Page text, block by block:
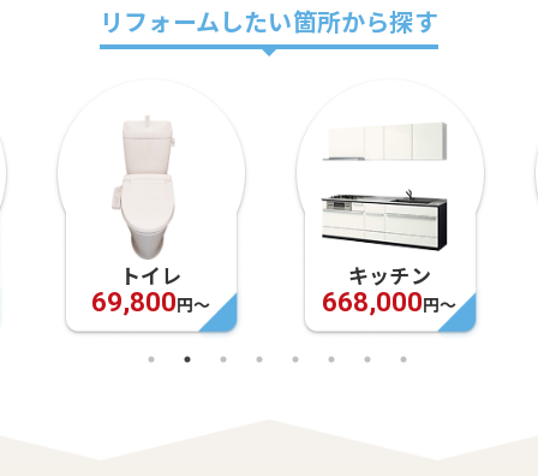
リフォームしたい箇所から探す
キッチン
668,000円〜
お風呂
948,000円〜